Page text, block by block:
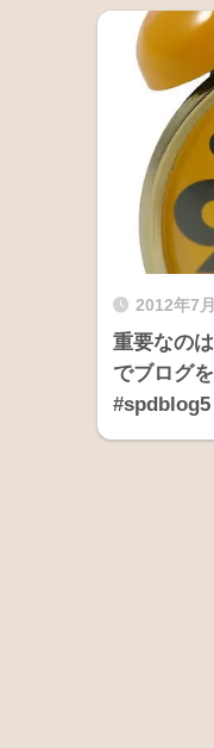
2012年7
重要なの
でブログ
#spdblog5